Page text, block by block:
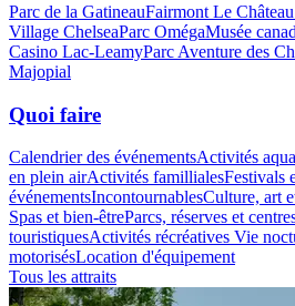
Parc de la GatineauFairmont Le
Village ChelseaParc OmégaMusée
Casino Lac-LeamyParc Aventure des
Majopial
Quoi faire
Calendrier des événementsActivités
en plein airActivités famillialesFestivals
événementsIncontournablesCulture, art
Spas et bien-êtreParcs, réserves et
touristiquesActivités récréatives Vie
motorisésLocation d'équipement
Tous les attraits